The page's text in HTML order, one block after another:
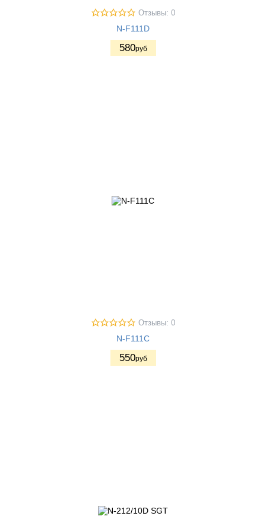
Отзывы: 0
N-F111D
580руб
Отзывы: 0
N-F111C
550руб